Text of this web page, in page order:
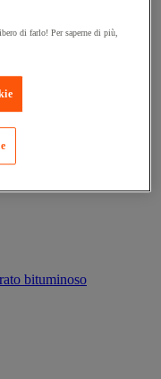
bituminoso
di farlo! Per saperne di più,